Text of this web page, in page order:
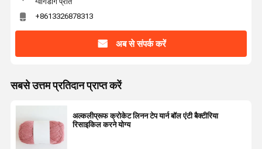
+8613326878313
अब से संपर्क करें
सबसे उत्तम प्रतिदान प्राप्त करें
अल्कलीप्रूफ क्रोकेट लिनन टेप यार्न बॉल एंटी बैक्टीरिया
रिसाइकिल करने योग्य